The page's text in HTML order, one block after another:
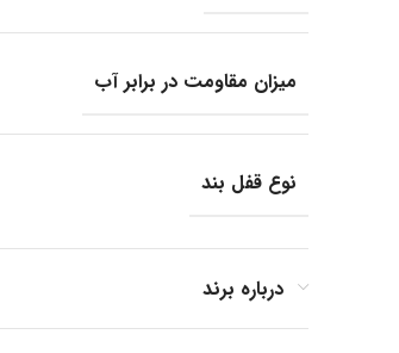
میزان مقاومت در برابر آب
نوع قفل بند
جنس بند
درباره برند